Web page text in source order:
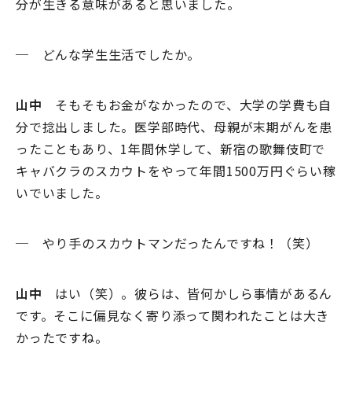
分が生きる意味があると思いました。
─ どんな学生生活でしたか。
山中 そもそもお金がなかったので、大学の学費も自
分で捻出しました。医学部時代、母親が末期がんを患
ったこともあり、1年間休学して、新宿の歌舞伎町で
キャバクラのスカウトをやって年間1500万円ぐらい稼
いでいました。
─ やり手のスカウトマンだったんですね！（笑）
山中 はい（笑）。彼らは、皆何かしら事情があるん
です。そこに偏見なく寄り添って関われたことは大き
かったですね。